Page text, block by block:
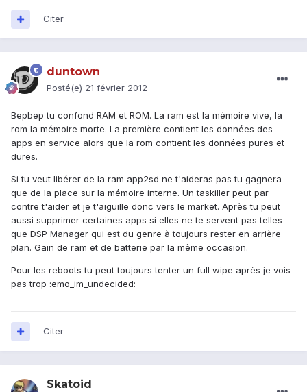
Citer
duntown
Posté(e) 21 février 2012
Bepbep tu confond RAM et ROM. La ram est la mémoire vive, la
rom la mémoire morte. La première contient les données des
apps en service alors que la rom contient les données pures et
dures.
Si tu veut libérer de la ram app2sd ne t'aideras pas tu gagnera
que de la place sur la mémoire interne. Un taskiller peut par
contre t'aider et je t'aiguille donc vers le market. Après tu peut
aussi supprimer certaines apps si elles ne te servent pas telles
que DSP Manager qui est du genre à toujours rester en arrière
plan. Gain de ram et de batterie par la même occasion.
Pour les reboots tu peut toujours tenter un full wipe après je vois
pas trop :emo_im_undecided:
Citer
Skatoid